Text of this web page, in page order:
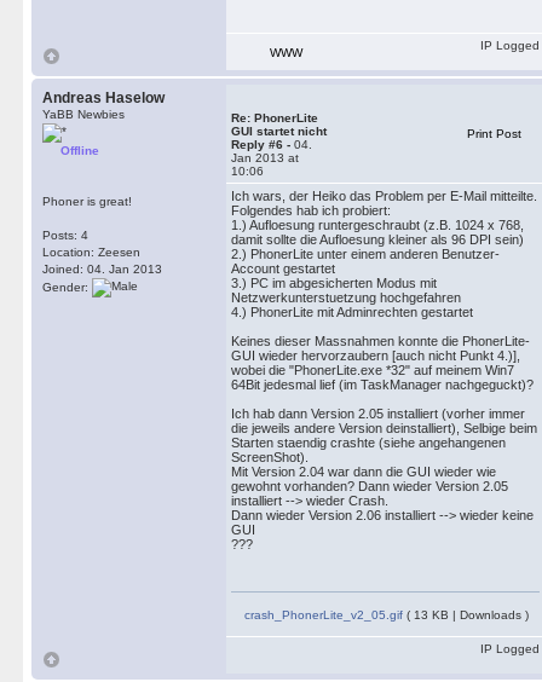
WWW
IP Logged
Andreas Haselow
YaBB Newbies
Offline
Phoner is great!
Posts: 4
Location: Zeesen
Joined: 04. Jan 2013
Gender:
Re: PhonerLite
GUI startet nicht
Reply #6 - 04.
Jan 2013 at
10:06
Print Post
Ich wars, der Heiko das Problem per E-Mail mitteilte.
Folgendes hab ich probiert:
1.) Aufloesung runtergeschraubt (z.B. 1024 x 768,
damit sollte die Aufloesung kleiner als 96 DPI sein)
2.) PhonerLite unter einem anderen Benutzer-
Account gestartet
3.) PC im abgesicherten Modus mit
Netzwerkunterstuetzung hochgefahren
4.) PhonerLite mit Adminrechten gestartet
Keines dieser Massnahmen konnte die PhonerLite-
GUI wieder hervorzaubern [auch nicht Punkt 4.)],
wobei die "PhonerLite.exe *32" auf meinem Win7
64Bit jedesmal lief (im TaskManager nachgeguckt)?
Ich hab dann Version 2.05 installiert (vorher immer
die jeweils andere Version deinstalliert), Selbige beim
Starten staendig crashte (siehe angehangenen
ScreenShot).
Mit Version 2.04 war dann die GUI wieder wie
gewohnt vorhanden? Dann wieder Version 2.05
installiert --> wieder Crash.
Dann wieder Version 2.06 installiert --> wieder keine
GUI
???
crash_PhonerLite_v2_05.gif ( 13 KB | Downloads )
IP Logged